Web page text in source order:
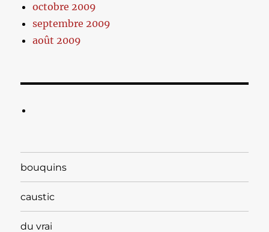
octobre 2009
septembre 2009
août 2009
bouquins
caustic
du vrai